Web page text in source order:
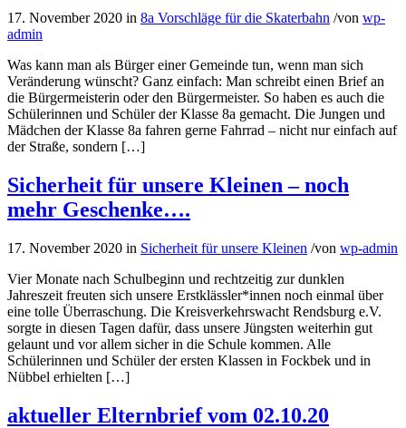
17. November 2020 in 8a Vorschläge für die Skaterbahn /von wp-
admin
Was kann man als Bürger einer Gemeinde tun, wenn man sich
Veränderung wünscht? Ganz einfach: Man schreibt einen Brief an
die Bürgermeisterin oder den Bürgermeister. So haben es auch die
Schülerinnen und Schüler der Klasse 8a gemacht. Die Jungen und
Mädchen der Klasse 8a fahren gerne Fahrrad – nicht nur einfach auf
der Straße, sondern […]
Sicherheit für unsere Kleinen – noch
mehr Geschenke….
17. November 2020 in Sicherheit für unsere Kleinen /von wp-admin
Vier Monate nach Schulbeginn und rechtzeitig zur dunklen
Jahreszeit freuten sich unsere Erstklässler*innen noch einmal über
eine tolle Überraschung. Die Kreisverkehrswacht Rendsburg e.V.
sorgte in diesen Tagen dafür, dass unsere Jüngsten weiterhin gut
gelaunt und vor allem sicher in die Schule kommen. Alle
Schülerinnen und Schüler der ersten Klassen in Fockbek und in
Nübbel erhielten […]
aktueller Elternbrief vom 02.10.20